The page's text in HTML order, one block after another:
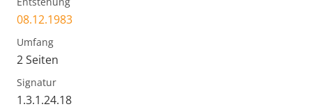
08.12.1983
Umfang
2 Seiten
Signatur
1.3.1.24.18